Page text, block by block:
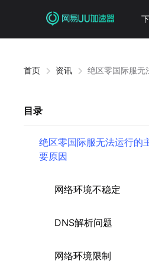
首页 资讯 绝区零国际服无
目录
绝区零国际服无法运行的
要原因
网络环境不稳定
DNS解析问题
网络环境限制